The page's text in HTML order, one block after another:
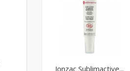
Jonzac Sublimactive...